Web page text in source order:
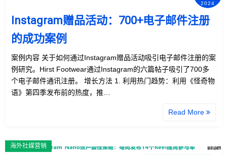
2024
Instagram赠品活动：700+电子邮件注册
的成功案例
案例内容 关于如何通过Instagram赠品活动吸引电子邮件注册的案
例研究。Hirst Footwear通过Instagram的六篇帖子吸引了700多
个电子邮件通讯注册。 增长方法 1. 利用热门趋势：利用《怪奇物
语》第四季发布前的热度，推…
Read More
海外社媒营销